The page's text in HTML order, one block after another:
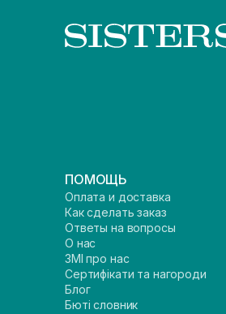
ПОМОЩЬ
Оплата и доставка
Как сделать заказ
Ответы на вопросы
О нас
ЗМІ про нас
Сертифікати та нагороди
Блог
Бюті словник